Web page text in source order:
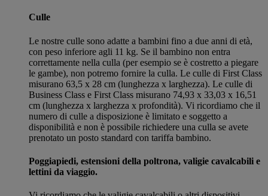
Culle
Le nostre culle sono adatte a bambini fino a due anni di età,
con peso inferiore agli 11 kg. Se il bambino non entra
correttamente nella culla (per esempio se è costretto a piegare
le gambe), non potremo fornire la culla. Le culle di First Class
misurano 63,5 x 28 cm (lunghezza x larghezza). Le culle di
Business Class e First Class misurano 74,93 x 33,03 x 16,51
cm (lunghezza x larghezza x profondità). Vi ricordiamo che il
numero di culle a disposizione è limitato e soggetto a
disponibilità e non è possibile richiedere una culla se avete
prenotato un posto standard con tariffa bambino.
Poggiapiedi, estensioni della poltrona, valigie cavalcabili e
lettini da viaggio.